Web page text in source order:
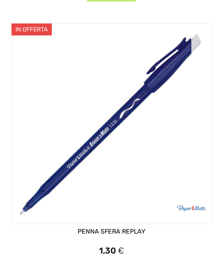
IN OFFERTA
PENNA SFERA REPLAY
Prezzo
1,30 €